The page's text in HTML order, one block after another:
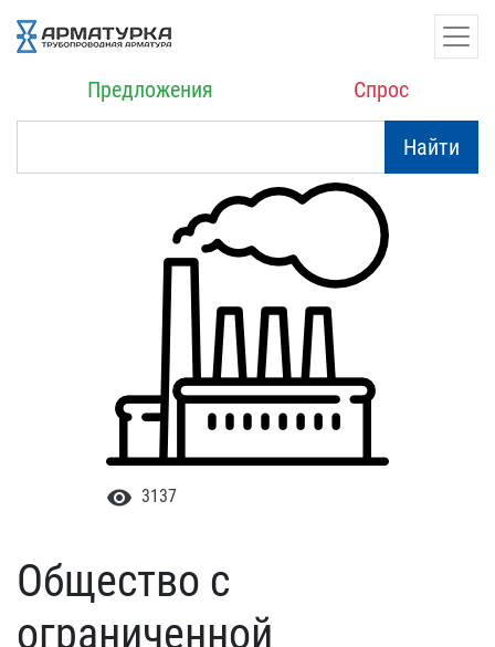
Предложения Спрос
Найти
visibility 3137
Общество с
ограниченной